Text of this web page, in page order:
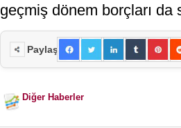
geçmiş dönem borçları da
Paylaş
Diğer Haberler